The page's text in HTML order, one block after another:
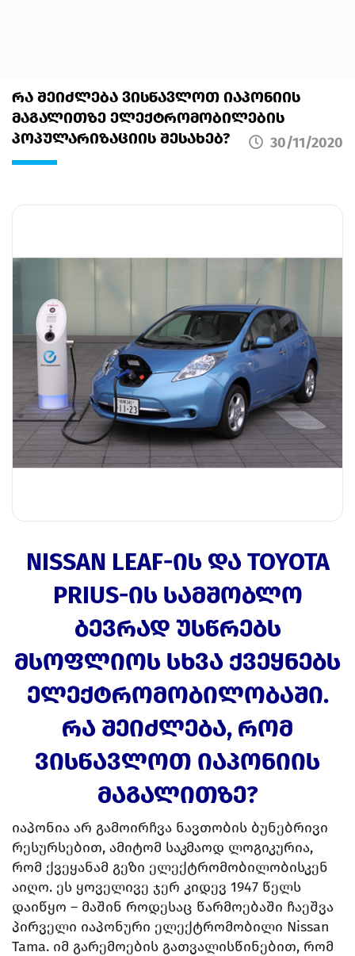
ᲠᲐ ᲨᲔᲘᲫᲚᲔᲑᲐ ᲕᲘᲡᲬᲐᲕᲚᲝᲗ ᲘᲐᲞᲝᲜᲘᲘᲡ
ᲛᲐᲒᲐᲚᲘᲗᲖᲔ ᲔᲚᲔᲥᲢᲠᲝᲛᲝᲑᲘᲚᲔᲑᲘᲡ
ᲞᲝᲞᲣᲚᲐᲠᲘᲖᲐᲪᲘᲘᲡ ᲨᲔᲡᲐᲮᲔᲑ?
30/11/2020
NISSAN LEAF-ᲘᲡ ᲓᲐ TOYOTA
PRIUS-ᲘᲡ ᲡᲐᲛᲨᲝᲑᲚᲝ
ᲑᲔᲕᲠᲐᲓ ᲣᲡᲬᲠᲔᲑᲡ
ᲛᲡᲝᲤᲚᲘᲝᲡ ᲡᲮᲕᲐ ᲥᲕᲔᲧᲜᲔᲑᲡ
ᲔᲚᲔᲥᲢᲠᲝᲛᲝᲑᲘᲚᲝᲑᲐᲨᲘ.
ᲠᲐ ᲨᲔᲘᲫᲚᲔᲑᲐ, ᲠᲝᲛ
ᲕᲘᲡᲬᲐᲕᲚᲝᲗ ᲘᲐᲞᲝᲜᲘᲘᲡ
ᲛᲐᲒᲐᲚᲘᲗᲖᲔ?
იაპონია არ გამოირჩვა ნავთობის ბუნებრივი
რესურსებით, ამიტომ საკმაოდ ლოგიკურია,
რომ ქვეყანამ გეზი ელექტრომობილობისკენ
აიღო. ეს ყოველივე ჯერ კიდევ 1947 წელს
დაიწყო – მაშინ როდესაც წარმოებაში ჩაეშვა
პირველი იაპონური ელექტრომობილი Nissan
Tama. იმ გარემოების გათვალისწინებით, რომ